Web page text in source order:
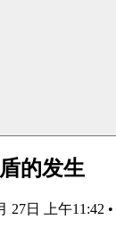
的发生
27日 上午11:42 •